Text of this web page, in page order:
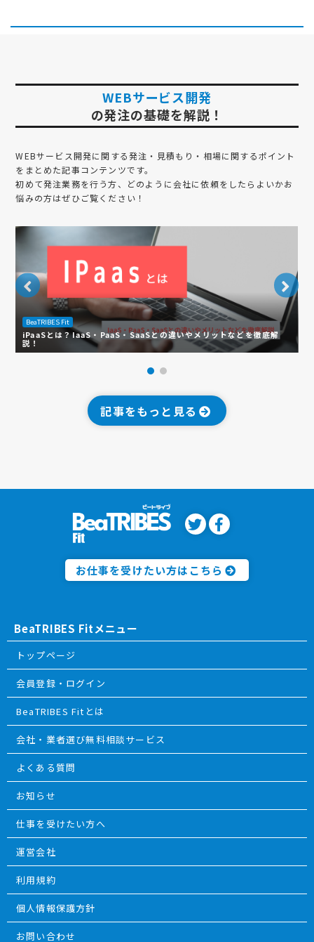
WEBサービス開発
の発注の基礎を解説！
WEBサービス開発に関する発注・見積もり・相場に関するポイント
をまとめた記事コンテンツです。
初めて発注業務を行う方、どのように会社に依頼をしたらよいかお
悩みの方はぜひご覧ください！
BeaTRIBES Fit
iPaaSとは？IaaS・PaaS・SaaSとの違いやメリットなどを徹底解
説！
記事をもっと見る
お仕事を受けたい方はこちら
BeaTRIBES Fitメニュー
トップページ
会員登録・ログイン
BeaTRIBES Fitとは
会社・業者選び無料相談サービス
よくある質問
お知らせ
仕事を受けたい方へ
運営会社
利用規約
個人情報保護方針
お問い合わせ